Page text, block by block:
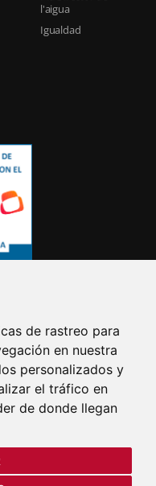
de rastreo para
en nuestra
personalizados y
el tráfico en
de donde llegan
l'aigua
Igualdad